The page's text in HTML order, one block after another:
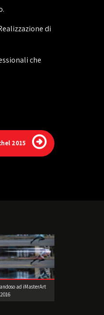
di
che
2015
ad iMasterArt